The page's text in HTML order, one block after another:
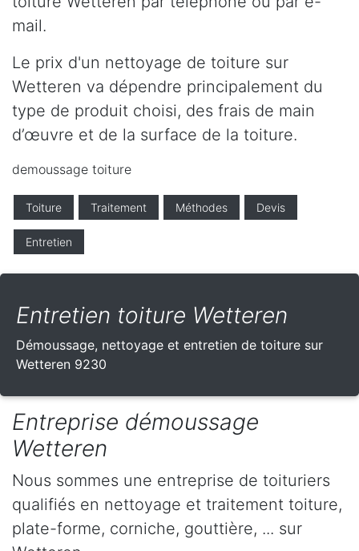
mail.
Le prix d'un nettoyage de toiture sur
Wetteren va dépendre principalement du
type de produit choisi, des frais de main
d’œuvre et de la surface de la toiture.
demoussage toiture
Toiture Traitement Méthodes Devis
Entretien
Entretien toiture Wetteren
Démoussage, nettoyage et entretien de toiture sur
Wetteren 9230
Entreprise démoussage
Wetteren
Nous sommes une entreprise de toituriers
qualifiés en nettoyage et traitement toiture,
plate-forme, corniche, gouttière, ... sur